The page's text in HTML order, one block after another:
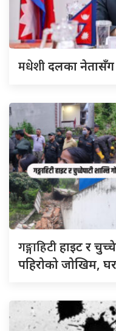
मधेशीदलका नेतासँग
गङ्गाहिटीहाइट र
पहिरोको जोखिम,